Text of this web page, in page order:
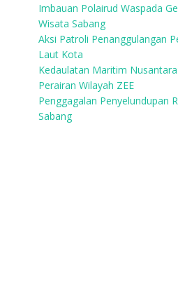
Imbauan Polairud Waspada
Wisata Sabang
Aksi Patroli Penanggulangan
Laut Kota
Kedaulatan Maritim
Perairan Wilayah ZEE
Penggagalan Penyelundupan
Sabang